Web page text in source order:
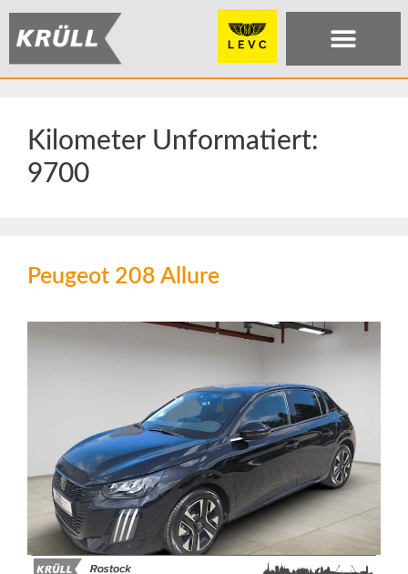
Kilometer Unformatiert:
9700
Peugeot 208 Allure